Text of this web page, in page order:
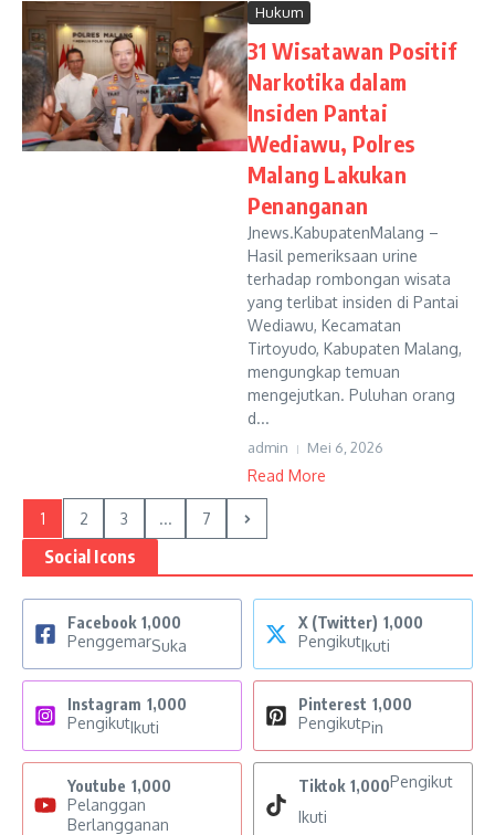
Hukum
31 Wisatawan Positif
Narkotika dalam
Insiden Pantai
Wediawu, Polres
Malang Lakukan
Penanganan
Jnews.KabupatenMalang –
Hasil pemeriksaan urine
terhadap rombongan wisata
yang terlibat insiden di Pantai
Wediawu, Kecamatan
Tirtoyudo, Kabupaten Malang,
mengungkap temuan
mengejutkan. Puluhan orang
d...
admin Mei 6, 2026
Read More
1 2 3 ... 7
Social Icons
Facebook 1,000
PenggemarSuka
X (Twitter) 1,000
PengikutIkuti
Instagram 1,000
PengikutIkuti
Pinterest 1,000
PengikutPin
Youtube 1,000
Pelanggan
Berlangganan
Tiktok 1,000Pengikut
Ikuti